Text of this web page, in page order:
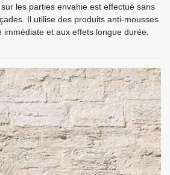
les parties envahie est effectué sans
Il utilise des produits anti-mousses
immédiate et aux effets longue durée.